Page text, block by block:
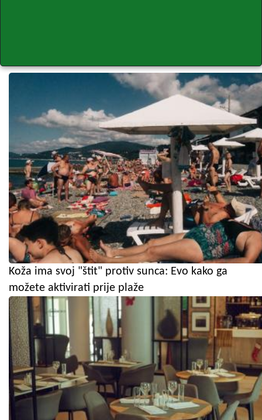
Koža ima svoj "štit" protiv sunca: Evo kako ga
možete aktivirati prije plaže